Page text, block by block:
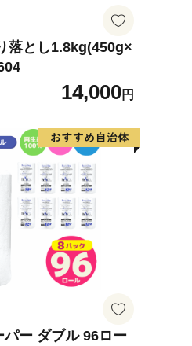
落とし1.8kg(450g×
14,000円
パー ダブル 96ロー